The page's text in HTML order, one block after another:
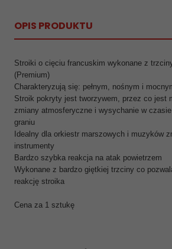
OPIS PRODUKTU
Stroiki o cięciu francuskim wykonane z
(Premium)
Charakteryzują się: pełnym, nośnym i
Stroik pokryty jest tworzywem, przez co jest
zmiany atmosferyczne i wysychanie w
graniu
Idealny dla orkiestr marszowych i muzyków
instrumenty
Bardzo szybka reakcja na atak powietrzem
Wykonane z bardzo giętkiej trzciny co
reakcję stroika
Cena za 1 sztukę